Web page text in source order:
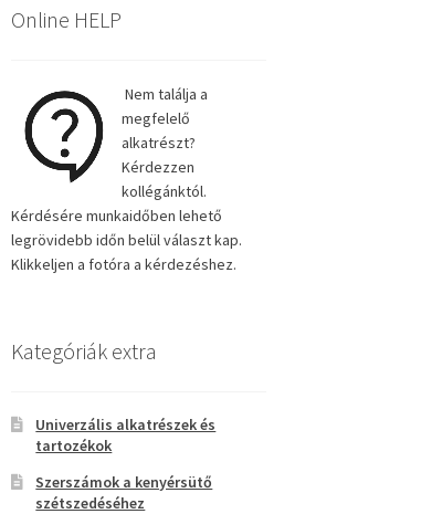
Online HELP
Nem találja a
megfelelő
alkatrészt?
Kérdezzen
kollégánktól.
Kérdésére munkaidőben lehető
legrövidebb időn belül választ kap.
Klikkeljen a fotóra a kérdezéshez.
Kategóriák extra
Univerzális alkatrészek és
tartozékok
Szerszámok a kenyérsütő
szétszedéséhez